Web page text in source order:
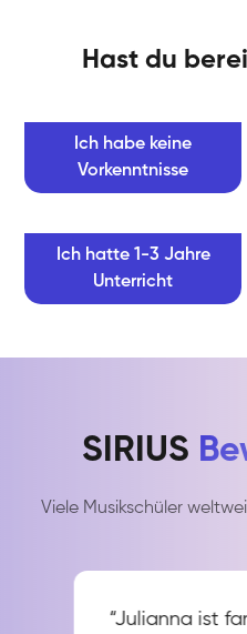
Hast du
Ich habe keine
Vorkenntnisse
Ich hatte 1-3 Jahre
Unterricht
SIRIUS
Viele Musikschüler
“Julianna ist